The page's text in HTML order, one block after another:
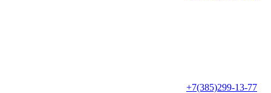
+7(385)299-13-77